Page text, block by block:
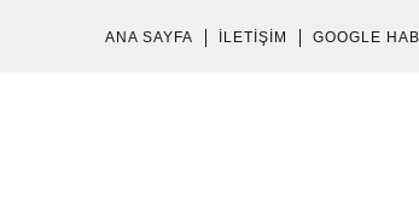
ANA SAYFA İLETIŞIM GOOGLE